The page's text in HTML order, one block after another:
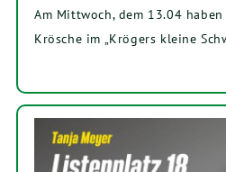
Am Mittwoch, dem 13.04
Krösche im „Krögers kleine